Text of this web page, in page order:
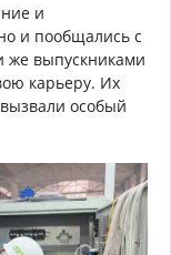
и
и пообщались с
же выпускниками
карьеру. Их
особый